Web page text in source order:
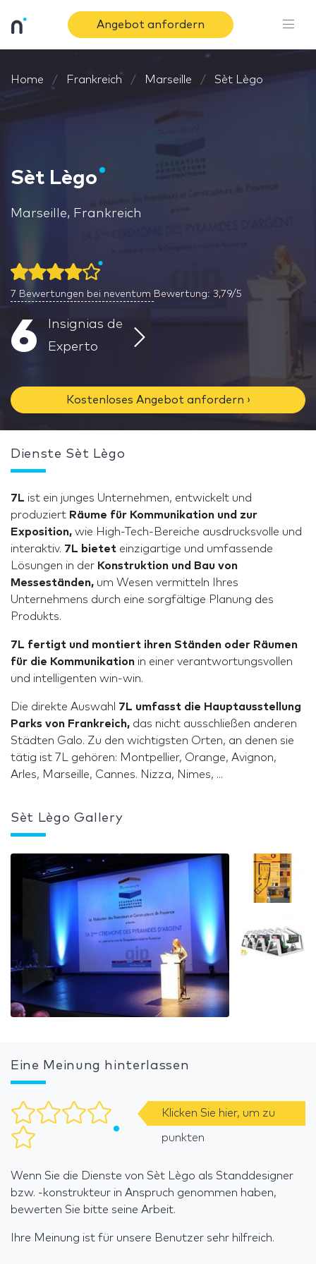
Angebot anfordern
Home Frankreich Marseille Sèt Lègo
Sèt Lègo
Marseille, Frankreich
7 Bewertungen bei neventum Bewertung: 3,79/5
6
Insignias de
Experto
Kostenloses Angebot anfordern ›
Dienste Sèt Lègo
7L ist ein junges Unternehmen, entwickelt und
produziert Räume für Kommunikation und zur
Exposition, wie High-Tech-Bereiche ausdrucksvolle und
interaktiv. 7L bietet einzigartige und umfassende
Lösungen in der Konstruktion und Bau von
Messeständen, um Wesen vermitteln Ihres
Unternehmens durch eine sorgfältige Planung des
Produkts.
7L fertigt und montiert ihren Ständen oder Räumen
für die Kommunikation in einer verantwortungsvollen
und intelligenten win-win.
Die direkte Auswahl 7L umfasst die Hauptausstellung
Parks von Frankreich, das nicht ausschließen anderen
Städten Galo. Zu den wichtigsten Orten, an denen sie
tätig ist 7L gehören: Montpellier, Orange, Avignon,
Arles, Marseille, Cannes. Nizza, Nimes, ...
Sèt Lègo Gallery
Eine Meinung hinterlassen
Klicken Sie hier, um zu
punkten
Wenn Sie die Dienste von Sèt Lègo als Standdesigner
bzw. -konstrukteur in Anspruch genommen haben,
bewerten Sie bitte seine Arbeit.
Ihre Meinung ist für unsere Benutzer sehr hilfreich.